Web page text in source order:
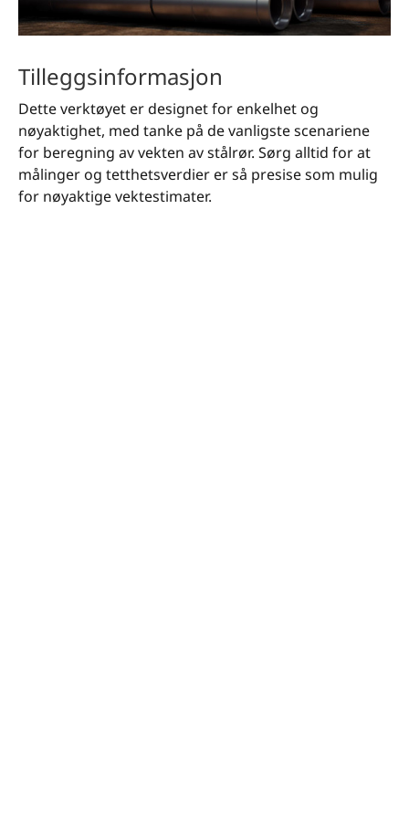
Tilleggsinformasjon
Dette verktøyet er designet for enkelhet og
nøyaktighet, med tanke på de vanligste scenariene
for beregning av vekten av stålrør. Sørg alltid for at
målinger og tetthetsverdier er så presise som mulig
for nøyaktige vektestimater.